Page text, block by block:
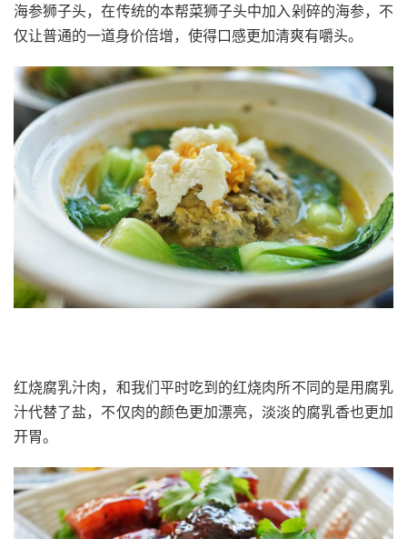
海参狮子头，在传统的本帮菜狮子头中加入剁碎的海参，不
仅让普通的一道身价倍增，使得口感更加清爽有嚼头。
红烧腐乳汁肉，和我们平时吃到的红烧肉所不同的是用腐乳
汁代替了盐，不仅肉的颜色更加漂亮，淡淡的腐乳香也更加
开胃。